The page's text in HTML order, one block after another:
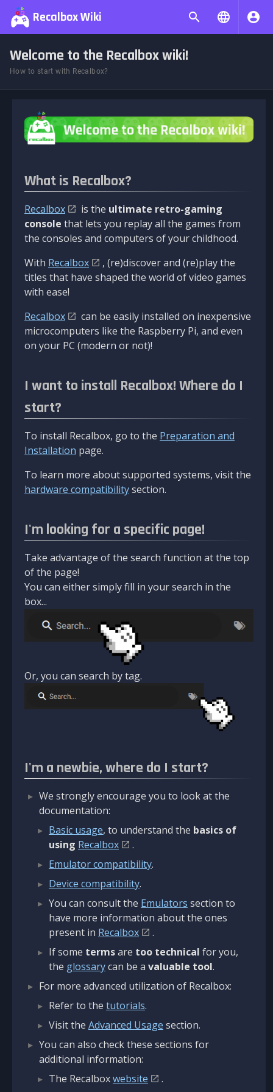
Recalbox Wiki
Welcome to the Recalbox wiki!
How to start with Recalbox?
What is Recalbox?
Recalbox is the ultimate retro-gaming
console that lets you replay all the games from
the consoles and computers of your childhood.
With Recalbox
, (re)discover and (re)play the
titles that have shaped the world of video games
with ease!
Recalbox
can be easily installed on inexpensive
microcomputers like the Raspberry Pi, and even
on your PC (modern or not)!
I want to install Recalbox! Where do I
start?
To install Recalbox, go to the Preparation and
Installation page.
To learn more about supported systems, visit the
hardware compatibilitysection.
I'm looking for a specific page!
Take advantage of the search function at the top
of the page!
You can either simply fill in your search in the
box...
Or, you can search by tag.
I'm a newbie, where do I start?
We strongly encourage you to look at the
documentation:
Basic usage, to understand the basics of
using Recalbox
.
Emulator compatibility.
Device compatibility.
You can consult the Emulators section to
have more information about the ones
present in Recalbox
.
If some termsare too technical for you,
the glossarycan be a valuable tool.
For more advanced utilization of Recalbox:
Refer to the tutorials.
Visit the Advanced Usage section.
You can also check these sections for
additional information:
The Recalboxwebsite
.